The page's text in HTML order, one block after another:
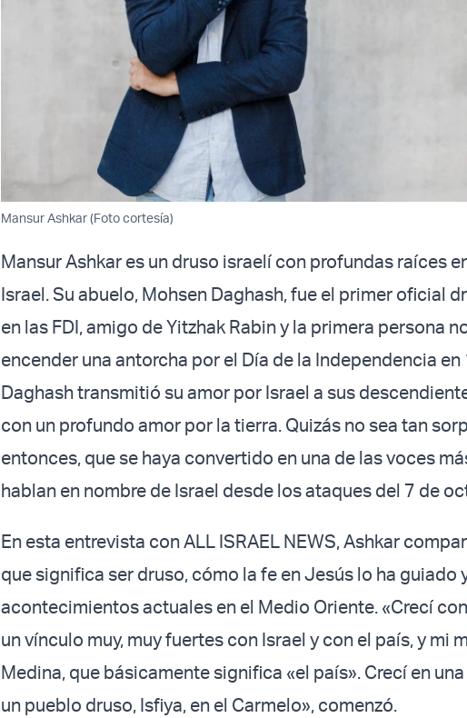
Mansur Ashkar (Foto cortesía)
Mansur Ashkar es un druso israelí con profundas raíces
Israel. Su abuelo, Mohsen Daghash, fue el primer oficial
en las FDI, amigo de Yitzhak Rabin y la primera persona
encender una antorcha por el Día de la Independencia en
Daghash transmitió su amor por Israel a sus
con un profundo amor por la tierra. Quizás no sea tan
entonces, que se haya convertido en una de las voces
hablan en nombre de Israel desde los ataques del 7 de
En esta entrevista con ALL ISRAEL NEWS, Ashkar
que significa ser druso, cómo la fe en Jesús lo ha guiado
acontecimientos actuales en el Medio Oriente. «Crecí
un vínculo muy, muy fuertes con Israel y con el país, y mi
Medina, que básicamente significa «el país». Crecí en
un pueblo druso, Isfiya, en el Carmelo», comenzó.